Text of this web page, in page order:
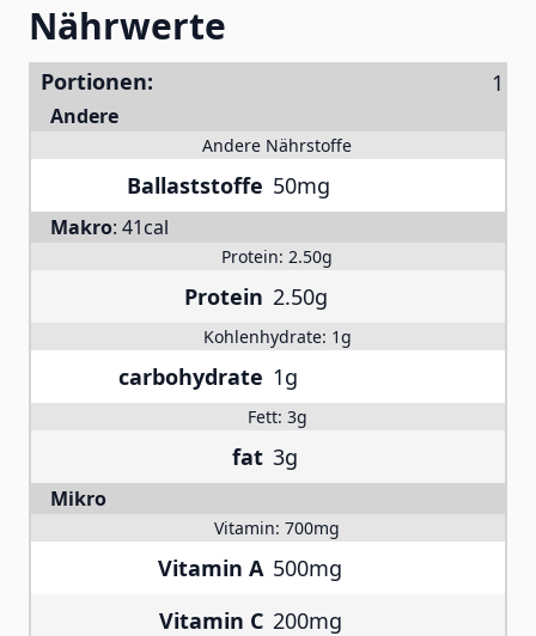
Nährwerte
Portionen:
Andere
Andere Nährstoffe
Ballaststoffe 50mg
Makro: 41cal
Protein: 2.50g
Protein 2.50g
Kohlenhydrate: 1g
carbohydrate 1g
Fett: 3g
fat 3g
Mikro
Vitamin: 700mg
Vitamin A 500mg
Vitamin C 200mg